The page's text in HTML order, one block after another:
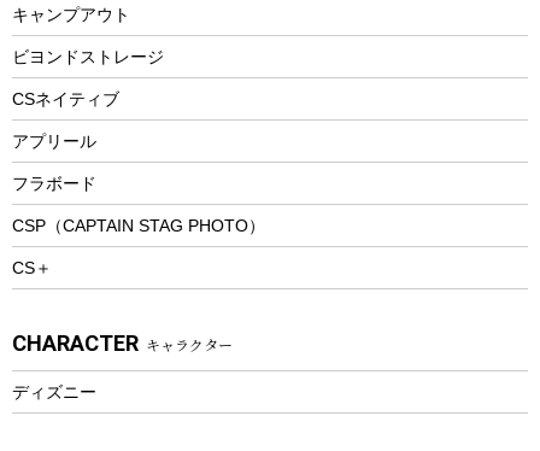
スノーシュー
防寒ウェア
トレッキング
トレッキングアクセサリー
プレイグッズ
ウェルネス
ウェア、タオル
ウェア
キャンプアウト
ビヨンドストレージ
CSネイティブ
アプリール
フラボード
CSP（CAPTAIN STAG PHOTO）
CS＋
CHARACTER キャラクター
ディズニー